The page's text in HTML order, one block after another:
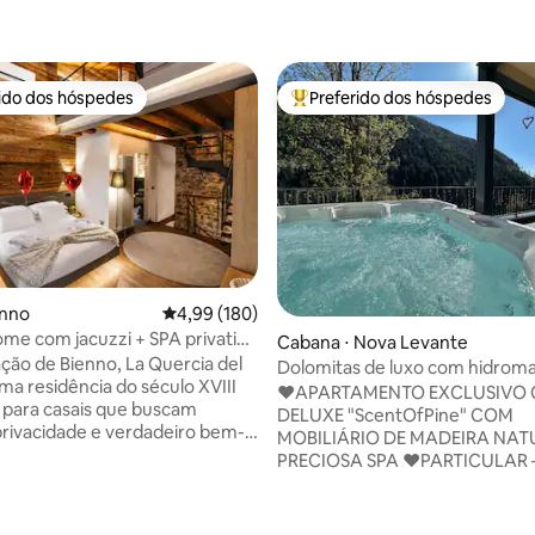
preferidos dos hóspedes
dos hóspedes
4,99 de uma avaliação média de 5, 180
4,99 (180)
com jacuzzi + SPA privativo
os Alpes
de Bienno, La Quercia del
residência do século XVIII
casais que buscam
e verdadeiro bem-
Entre os melhores preferidos
Preferido dos hóspedes
Cabana ⋅ Nova Levante
Dolomitas de luxo com
sauna
♥️APARTAMENTO EXCLUSIVO
DELUXE "ScentOfPine" COM
MOBILIÁRIO DE MADEIRA
PRECIOSA SPA ♥️PARTICULAR –